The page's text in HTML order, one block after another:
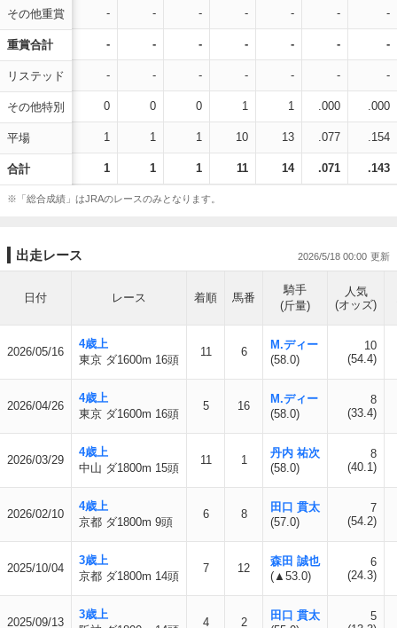
その他重賞
重賞合計
リステッド
その他特別
平場
合計
- - - - - - -
- - - - - - -
- - - - - - -
0 0 0 1 1 .000 .000
1 1 1 10 13 .077 .154
1 1 1 11 14 .071 .143
※「総合成績」はJRAのレースのみとなります。
出走レース 2026/5/18 00:00
日付 レース 着順 馬番
騎手
(斤量)
人気
(オッズ)
2026/05/16
4歳上
東京 ダ1600m 16頭
11 6
M.ディー
(58.0)
10
(54.4)
2026/04/26
4歳上
東京 ダ1600m 16頭
5 16
M.ディー
(58.0)
8
(33.4)
2026/03/29
4歳上
中山 ダ1800m 15頭
11 1
丹内 祐次
(58.0)
8
(40.1)
2026/02/10
4歳上
京都 ダ1800m 9頭
6 8
田口 貫太
(57.0)
7
(54.2)
2025/10/04
3歳上
京都 ダ1800m 14頭
7 12
森田 誠也
(▲53.0)
6
(24.3)
2025/09/13
3歳上
4 2
田口 貫太
5